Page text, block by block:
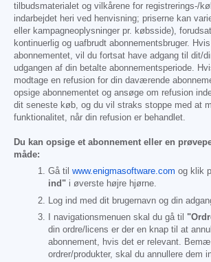
tilbudsmaterialet og vilkårene for registrerings-/
indarbejdet heri ved henvisning; priserne kan
eller kampagneoplysninger pr. købsside),
kontinuerlig og uafbrudt abonnementsbruger.
abonnementet, vil du fortsat have adgang til dit/
udgangen af din betalte abonnementsperiode.
modtage en refusion for din daværende
opsige abonnementet og ansøge om refusion
dit seneste køb, og du vil straks stoppe med at
funktionalitet, når din refusion er behandlet.
Du kan opsige et abonnement eller en
måde:
Gå til www.enigmasoftware.com og klik
ind" i øverste højre hjørne.
Log ind med dit brugernavn og din
I navigationsmenuen skal du gå til
din ordre/licens er der en knap til at
abonnement, hvis det er relevant.
ordrer/produkter, skal du annullere dem